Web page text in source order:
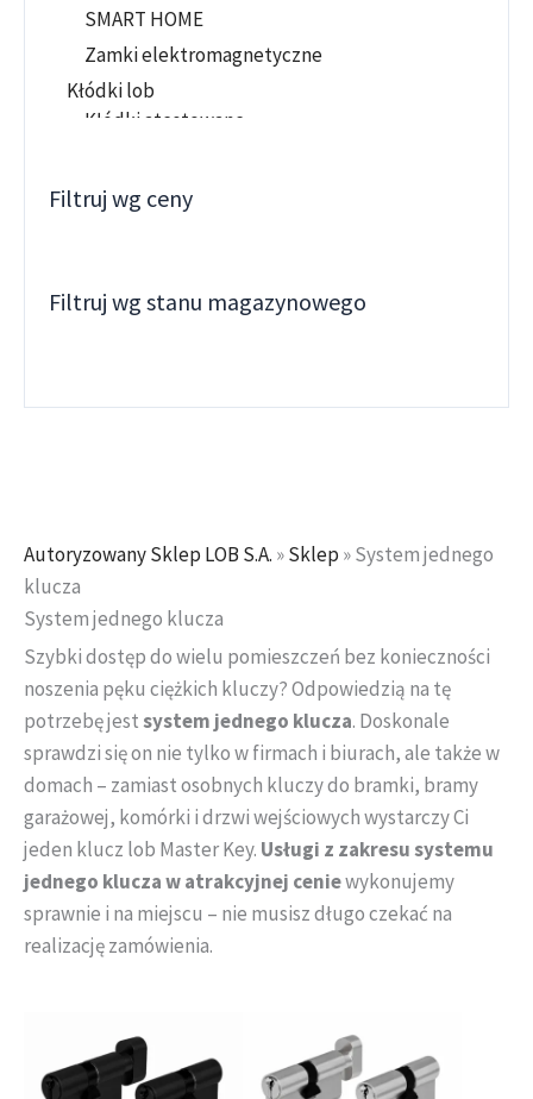
SMART HOME
Zamki elektromagnetyczne
Kłódki lob
Kłódki atestowane
Kłodki standardowe
KŁODKI VDV
KŁÓDKI ŻELIWNE
ZAMKI HOTELOWE
LOB RentingLock
System LOB 8000
Sejfy
System jednego klucza
Kłódki na jeden klucz
Klasa A
Klasa B
Klasa C
System kluczy master key lob
Wkładki na jeden klucz
Klasa A
Klasa B
WIZJERY ELEKTRONICZNE
Wkładki bębenkowe
Filtruj wg ceny
Filtruj wg stanu magazynowego
Autoryzowany Sklep LOB S.A. »Sklep »System jednego
klucza
System jednego klucza
Szybki dostęp do wielu pomieszczeń bez konieczności
noszenia pęku ciężkich kluczy? Odpowiedzią na tę
potrzebę jestsystem jednego klucza. Doskonale
sprawdzi się on nie tylko w firmach i biurach, ale także w
domach – zamiast osobnych kluczy do bramki, bramy
garażowej, komórki i drzwi wejściowych wystarczy Ci
jeden klucz lob Master Key. Usługi z zakresu systemu
jednego klucza w atrakcyjnej ceniewykonujemy
sprawnie i na miejscu – nie musisz długo czekać na
realizację zamówienia.
cen:
od
produkt
ma
cen:
od
produkt
ma